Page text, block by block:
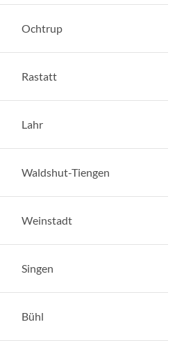
Ochtrup
Rastatt
Lahr
Waldshut-Tiengen
Weinstadt
Singen
Bühl